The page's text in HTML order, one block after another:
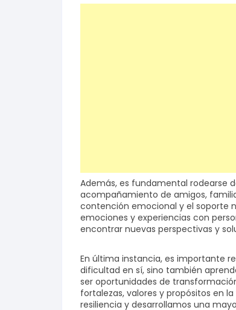
Además, es fundamental rodearse
acompañamiento de amigos,
contención emocional y el soporte
emociones y experiencias con
encontrar nuevas perspectivas y
En última instancia, es importante
dificultad en sí, sino también
ser oportunidades de
fortalezas, valores y propósitos en
resiliencia y desarrollamos una